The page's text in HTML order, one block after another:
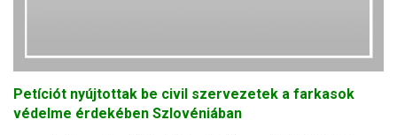
Petíciót nyújtottak be civil szervezetek a farkasok
védelme érdekében Szlovéniában